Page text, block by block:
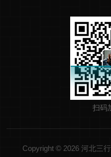
扫码
Copyright © 2026 河北三